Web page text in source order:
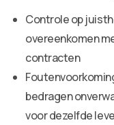
Controle op
overeenkomen
contracten
bedragen
voor dezelfde